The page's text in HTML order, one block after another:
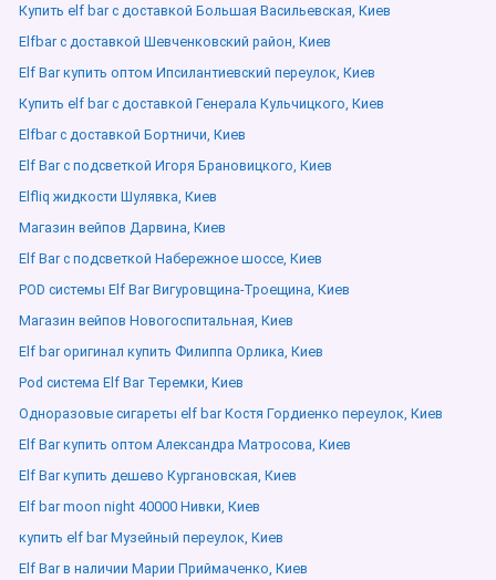
Купить elf bar с доставкой Большая Васильевская, Киев
Elfbar с доставкой Шевченковский район, Киев
Elf Bar купить оптом Ипсилантиевский переулок, Киев
Купить elf bar с доставкой Генерала Кульчицкого, Киев
Elfbar с доставкой Бортничи, Киев
Elf Bar с подсветкой Игоря Брановицкого, Киев
Elfliq жидкости Шулявка, Киев
Магазин вейпов Дарвина, Киев
Elf Bar с подсветкой Набережное шоссе, Киев
POD системы Elf Bar Вигуровщина-Троещина, Киев
Магазин вейпов Новогоспитальная, Киев
Elf bar оригинал купить Филиппа Орлика, Киев
Pod система Elf Bar Теремки, Киев
Одноразовые сигареты elf bar Костя Гордиенко переулок, Киев
Elf Bar купить оптом Александра Матросова, Киев
Elf Bar купить дешево Кургановская, Киев
Elf bar moon night 40000 Нивки, Киев
купить elf bar Музейный переулок, Киев
Elf Bar в наличии Марии Приймаченко, Киев